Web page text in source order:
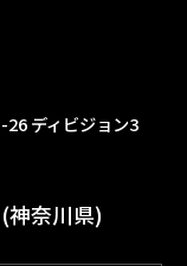
ディビジョン3
神奈川県)